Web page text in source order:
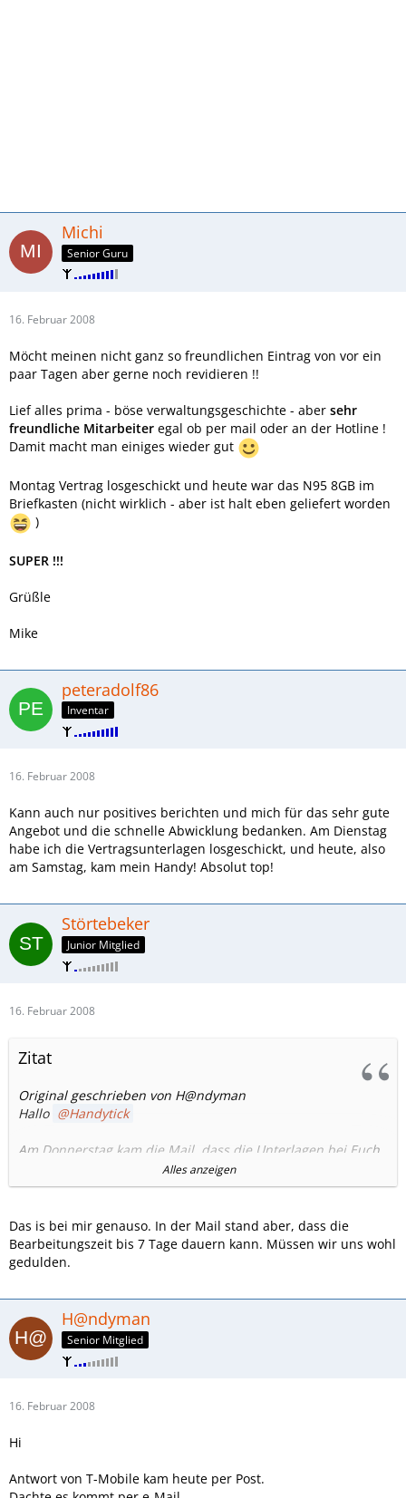
Michi
Senior Guru
16. Februar 2008
Möcht meinen nicht ganz so freundlichen Eintrag von vor ein
paar Tagen aber gerne noch revidieren !!
Lief alles prima - böse verwaltungsgeschichte - aber sehr
freundliche Mitarbeiter egal ob per mail oder an der Hotline !
Damit macht man einiges wieder gut
Montag Vertrag losgeschickt und heute war das N95 8GB im
Briefkasten (nicht wirklich - aber ist halt eben geliefert worden
)
SUPER !!!
Grüßle
Mike
peteradolf86
Inventar
16. Februar 2008
Kann auch nur positives berichten und mich für das sehr gute
Angebot und die schnelle Abwicklung bedanken. Am Dienstag
habe ich die Vertragsunterlagen losgeschickt, und heute, also
am Samstag, kam mein Handy! Absolut top!
Störtebeker
Junior Mitglied
16. Februar 2008
Zitat
Original geschrieben von H@ndyman
Hallo
Handytick
Am Donnerstag kam die Mail, dass die Unterlagen bei Euch
habe bis jetzt noch keine Infos über Freischaltung /
Kommt die Info / Mail von Euch oder direkt von T-Mobile ?
bis Montag auch nichts ändert ?
Gruß H@ndyman
Alles anzeigen
Das is bei mir genauso. In der Mail stand aber, dass die
Bearbeitungszeit bis 7 Tage dauern kann. Müssen wir uns wohl
gedulden.
H@ndyman
Senior Mitglied
16. Februar 2008
Hi
Antwort von T-Mobile kam heute per Post.